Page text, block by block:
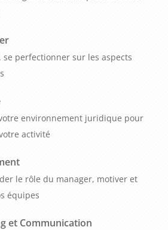
se perfectionner sur les aspects
environnement juridique pour
activité
le rôle du manager, motiver et
équipes
et Communication